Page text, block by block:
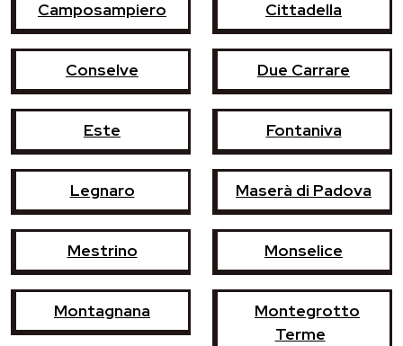
Camposampiero Cittadella
Conselve Due Carrare
Este Fontaniva
Legnaro Maserà di Padova
Mestrino Monselice
Montagnana
Montegrotto
Terme